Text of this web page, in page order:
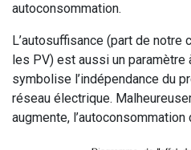
autoconsommation.
L’autosuffisance (part de notre
les PV) est aussi un paramètre
symbolise l’indépendance du
réseau électrique.
augmente, l’autoconsommation